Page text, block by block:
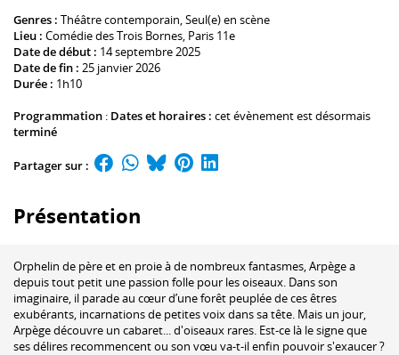
Genres : Théâtre contemporain,Seul(e) en scène
Lieu : Comédie des Trois Bornes, Paris 11e
Date de début : 14 septembre 2025
Date de fin : 25 janvier 2026
Durée : 1h10
Programmation : Dates et horaires : cet évènement est désormais
terminé
Partager sur :
Présentation
Orphelin de père et en proie à de nombreux fantasmes, Arpège a
depuis tout petit une passion folle pour les oiseaux. Dans son
imaginaire, il parade au cœur d’une forêt peuplée de ces êtres
exubérants, incarnations de petites voix dans sa tête. Mais un jour,
Arpège découvre un cabaret... d'oiseaux rares. Est-ce là le signe que
ses délires recommencent ou son vœu va-t-il enfin pouvoir s'exaucer ?